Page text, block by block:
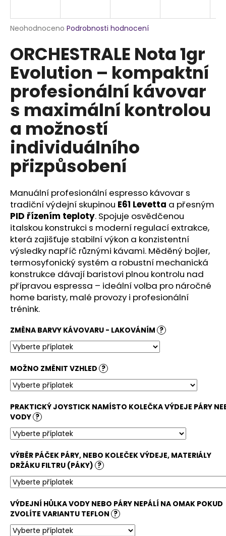
Průměrné
produktu
je
0,0
5
hvězdiček.
Neohodnoceno Podrobnosti hodnocení
ORCHESTRALE Nota 1gr
Evolution – kompaktní
profesionální kávovar
s maximální kontrolou
a možností
individuálního
přizpůsobení
Manuální profesionální espresso kávovar s
tradiční výdejní skupinou E61 Levetta a přesným
PID řízením teploty. Spojuje osvědčenou
italskou konstrukci s moderní regulací extrakce,
která zajišťuje stabilní výkon a konzistentní
výsledky napříč různými kávami. Měděný bojler,
termosyfonický systém a robustní mechanická
konstrukce dávají baristovi plnou kontrolu nad
přípravou espressa – ideální volba pro náročné
home baristy, malé provozy i profesionální
trénink.
ZMĚNA BARVY KÁVOVARU - LAKOVÁNÍM ?
MOŽNO ZMĚNIT VZHLED ?
PRAKTICKÝ JOYSTICK NAMÍSTO KOLEČKA VÝDEJE PÁRY
VODY ?
VÝBĚR PÁČEK PÁRY, NEBO KOLEČEK VÝDEJE, MATERIÁLY
DRŽÁKU FILTRU (PÁKY) ?
VÝDEJNÍ HŮLKA VODY NEBO PÁRY NEPÁLÍ NA OMAK POKUD
ZVOLÍTE VARIANTU TEFLON ?
j
t
?
HLEDAT
D
o
o
r
u
č
u
j
e
m
e
1754
–
PAPUA
NEW
GUINEA
HAI
TAMBU
500G
363
Kč